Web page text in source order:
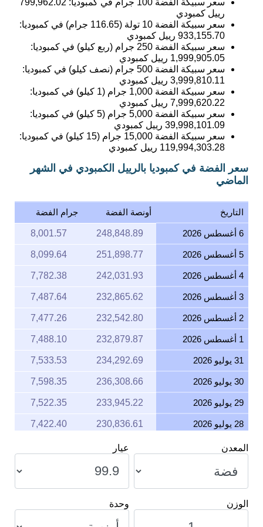
رييل كمبودي
سعر سبيكة الفضة 10 تولة (116.65 جرام) في كمبوديا:
933,155.70 رييل كمبودي
سعر سبيكة الفضة 250 جرام (ربع كيلو) في كمبوديا:
1,999,905.05 رييل كمبودي
سعر سبيكة الفضة 500 جرام (نصف كيلو) في كمبوديا:
3,999,810.11 رييل كمبودي
سعر سبيكة الفضة 1,000 جرام (1 كيلو) في كمبوديا:
7,999,620.22 رييل كمبودي
سعر سبيكة الفضة 5,000 جرام (5 كيلو) في كمبوديا:
39,998,101.09 رييل كمبودي
سعر سبيكة الفضة 15,000 جرام (15 كيلو) في كمبوديا:
119,994,303.28 رييل كمبودي
سعر الفضة في كمبوديا بالرييل الكمبودي في الشهر
الماضي
التاريخ أونصة الفضة جرام الفضة
6 أغسطس 2026 248,848.89
8,001.57
5 أغسطس 2026 251,898.77
8,099.64
4 أغسطس 2026 242,031.93
7,782.38
3 أغسطس 2026 232,865.62
7,487.64
2 أغسطس 2026 232,542.80
7,477.26
1 أغسطس 2026 232,879.87
7,488.10
31 يوليو 2026 234,292.69
7,533.53
30 يوليو 2026 236,308.66
7,598.35
29 يوليو 2026 233,945.22
7,522.35
28 يوليو 2026 230,836.61
7,422.40
27 يوليو 2026 236,381.72
26 يوليو 2026 235,270.25
25 يوليو 2026 235,270.25
7,564.96
24 يوليو 2026 236,632.16
7,608.75
المعدن عيار
الوزن وحدة